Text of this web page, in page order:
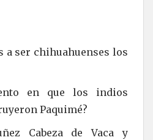
a ser chihuahuenses los
en que los indios
Paquimé?
Cabeza de Vaca y